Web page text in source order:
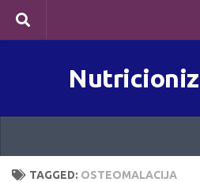
Skip to content
TAGGED: OSTEOMALACIJA